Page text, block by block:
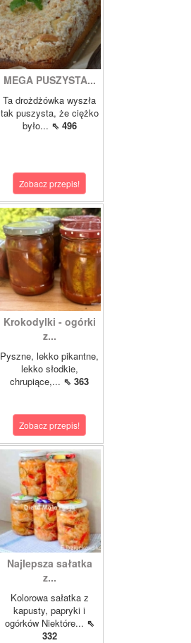
MEGA PUSZYSTA...
Ta drożdżówka wyszła
tak puszysta, że ciężko
było... ⇖ 496
Zobacz przepis!
Krokodylki - ogórki
z...
Pyszne, lekko pikantne,
lekko słodkie,
chrupiące,... ⇖ 363
Zobacz przepis!
Najlepsza sałatka
z...
Kolorowa sałatka z
kapusty, papryki i
ogórków Niektóre... ⇖
332